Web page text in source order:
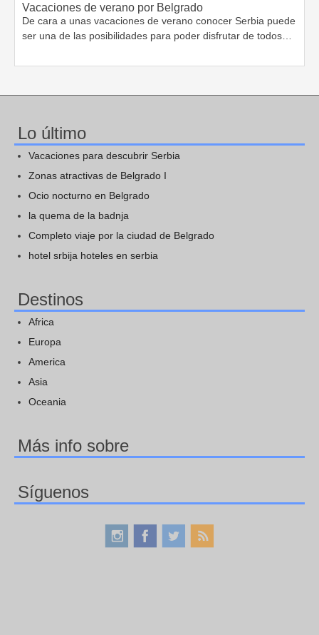
Vacaciones de verano por Belgrado
De cara a unas vacaciones de verano conocer Serbia puede
ser una de las posibilidades para poder disfrutar de todos…
Lo último
Vacaciones para descubrir Serbia
Zonas atractivas de Belgrado I
Ocio nocturno en Belgrado
la quema de la badnja
Completo viaje por la ciudad de Belgrado
hotel srbija hoteles en serbia
Destinos
Africa
Europa
America
Asia
Oceania
Más info sobre
Síguenos